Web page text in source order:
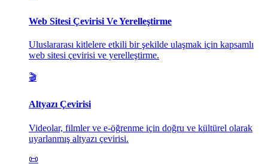
Web Sitesi Çevirisi Ve Yerelleştirme
Uluslararası kitlelere etkili bir şekilde ulaşmak için kapsamlı
web sitesi çevirisi ve yerelleştirme.
🎬
Altyazı Çevirisi
Videolar, filmler ve e-öğrenme için doğru ve kültürel olarak
uyarlanmış altyazı çevirisi.
📜